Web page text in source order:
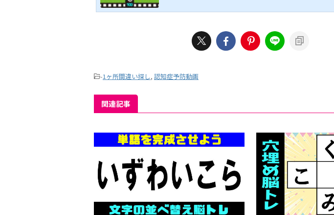
挑戦してみてください。 ↓↓続きは動画でどうぞ↓↓ こちらもオスス
-1ヶ所間違い探し, 認知症予防動画
関連記事